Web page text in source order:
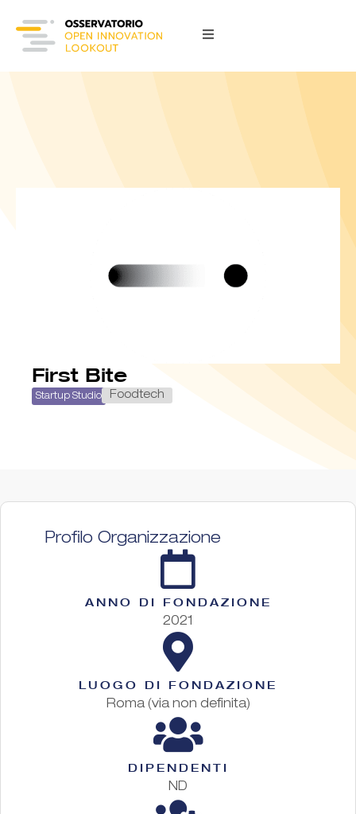
First Bite
Startup Studio Foodtech
Profilo Organizzazione
ANNO DI FONDAZIONE
2021
LUOGO DI FONDAZIONE
Roma (via non definita)
DIPENDENTI
ND